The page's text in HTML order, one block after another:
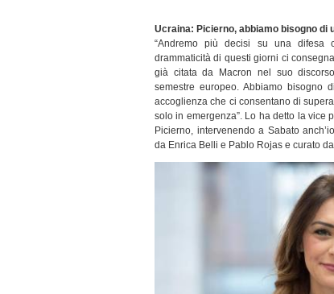
Ucraina: Picierno, abbiamo bisogno di
“Andremo più decisi su una difesa
drammaticità di questi giorni ci
già citata da Macron nel suo
semestre europeo. Abbiamo bisogno
accoglienza che ci consentano di
solo in emergenza”. Lo ha detto la vice
Picierno, intervenendo a Sabato
da Enrica Belli e Pablo Rojas e curato